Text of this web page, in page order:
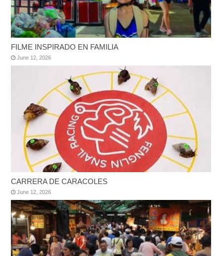
FILME INSPIRADO EN FAMILIA
June 12, 2026
CARRERA DE CARACOLES
June 12, 2026